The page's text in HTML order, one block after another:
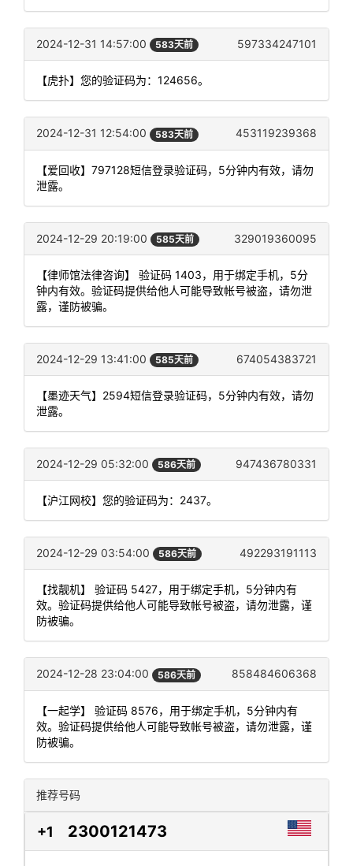
2024-12-31 14:57:00 583天前 597334247101
【虎扑】您的验证码为：124656。
2024-12-31 12:54:00 583天前 453119239368
【爱回收】797128短信登录验证码，5分钟内有效，请勿
泄露。
2024-12-29 20:19:00 585天前 329019360095
【律师馆法律咨询】 验证码 1403，用于绑定手机，5分
钟内有效。验证码提供给他人可能导致帐号被盗，请勿泄
露，谨防被骗。
2024-12-29 13:41:00 585天前 674054383721
【墨迹天气】2594短信登录验证码，5分钟内有效，请勿
泄露。
2024-12-29 05:32:00 586天前 947436780331
【沪江网校】您的验证码为：2437。
2024-12-29 03:54:00 586天前 492293191113
【找靓机】 验证码 5427，用于绑定手机，5分钟内有
效。验证码提供给他人可能导致帐号被盗，请勿泄露，谨
防被骗。
2024-12-28 23:04:00 586天前 858484606368
【一起学】 验证码 8576，用于绑定手机，5分钟内有
效。验证码提供给他人可能导致帐号被盗，请勿泄露，谨
防被骗。
推荐号码
+1 2300121473